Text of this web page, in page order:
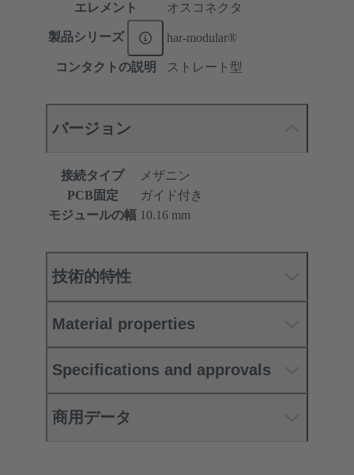
エレメント
オスコネクタ
製品シリーズ har-modular®
コンタクトの説明 ストレート型
バージョン
接続タイプ
メザニン
PCB固定
ガイド付き
モジュールの幅 10.16 mm
技術的特性
Material properties
Specifications and approvals
商用データ